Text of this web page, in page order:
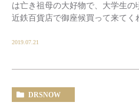
は亡き祖母の大好物で、大学生
近鉄百貨店で御座候買って来て
2019.07.21
DRSNOW